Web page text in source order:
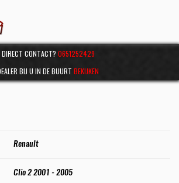
DIRECT CONTACT? 0651252429
BIJ U IN DE BUURT BEKIJKEN
Renault
Clio 2 2001 - 2005